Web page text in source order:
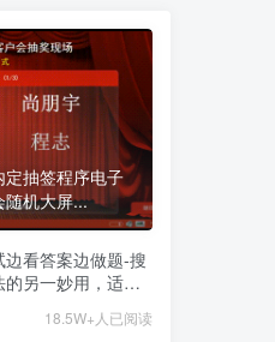
抽签程序电子
随机大屏...
边看答案边做题-搜
的另一妙用，适用
18.5W+人已阅读